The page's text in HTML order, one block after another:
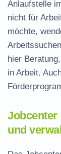
Anlaufstelle
nicht für
möchte,
hier
in Arbeit.
Jobcenter
und